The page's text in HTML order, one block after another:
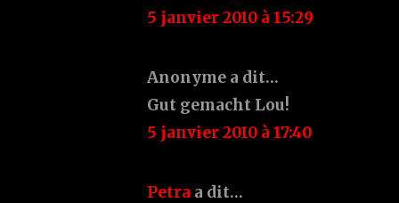
5 janvier 2010 à 15:29
Anonyme a dit…
Gut gemacht Lou!
5 janvier 2010 à 17:40
Petra a dit…